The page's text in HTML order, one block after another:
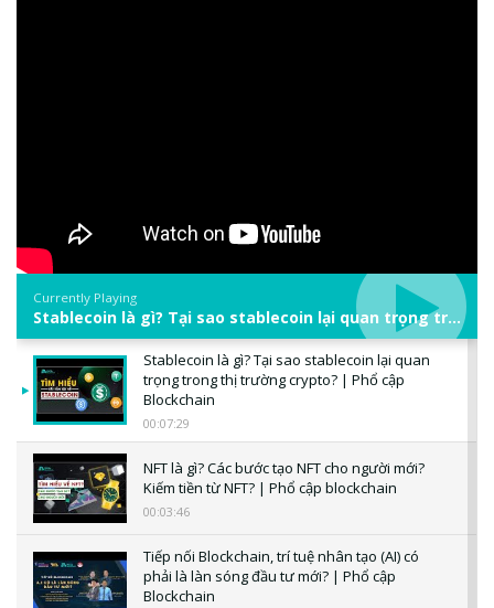
Currently Playing
Stablecoin là gì? Tại sao stablecoin lại quan trọng trong thị trường crypto? | Phổ cập Blockchain
Stablecoin là gì? Tại sao stablecoin lại quan
trọng trong thị trường crypto? | Phổ cập
Blockchain
00:07:29
NFT là gì? Các bước tạo NFT cho người mới?
Kiếm tiền từ NFT? | Phổ cập blockchain
00:03:46
Tiếp nối Blockchain, trí tuệ nhân tạo (AI) có
phải là làn sóng đầu tư mới? | Phổ cập
Blockchain